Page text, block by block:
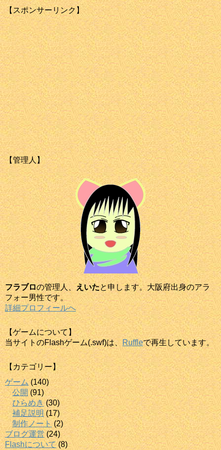
【スポンサーリンク】
【管理人】
フラブロの管理人、えいたと申します。大阪府出身のアラ
フォー男性です。
詳細プロフィールへ
【ゲームについて】
当サイトのFlashゲーム(.swf)は、
Ruffleで再生しています。
【カテゴリー】
ゲーム(140)
公開 (91)
ひらめき(30)
補足説明(17)
制作ノート(2)
ブログ運営(24)
Flashについて(8)